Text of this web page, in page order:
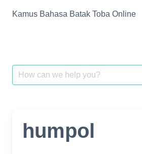
Kamus Bahasa Batak Toba Online
Search
for:
humpol